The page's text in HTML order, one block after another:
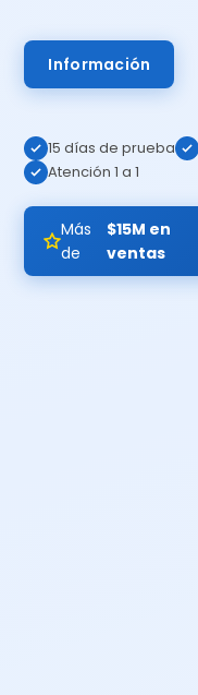
Información
15 días de prueba
Atención 1 a 1
Más
de
$15M en
ventas